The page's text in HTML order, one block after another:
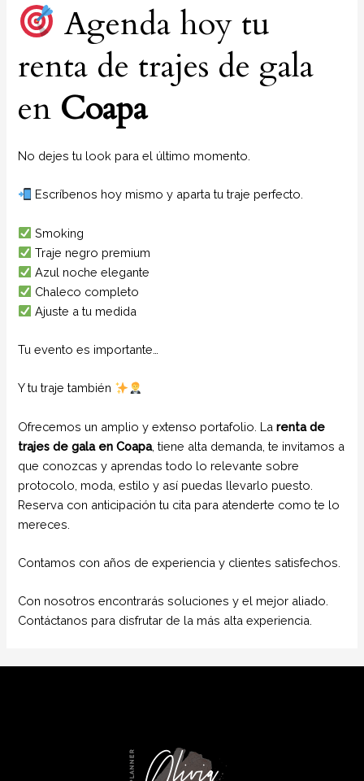
Agenda hoy tu
renta de trajes de gala
en Coapa
No dejes tu look para el último momento.
Escríbenos hoy mismo y aparta tu traje perfecto.
Smoking
Traje negro premium
Azul noche elegante
Chaleco completo
Ajuste a tu medida
Tu evento es importante…
Y tu traje también
Ofrecemos un amplio y extenso portafolio. Larenta de
trajes de gala en Coapa, tiene alta demanda, te invitamos a
que conozcas y aprendas todo lo relevante sobre
protocolo, moda, estilo y así puedas llevarlo puesto.
Reserva con anticipación tu cita para atenderte como te lo
mereces.
Contamos con años de experiencia y clientes satisfechos.
Con nosotros encontrarás soluciones y el mejor aliado.
Contáctanos para disfrutar de la más alta experiencia.